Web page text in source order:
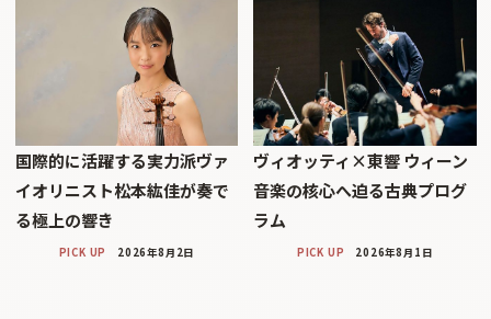
国際的に活躍する実力派ヴァ
イオリニスト松本紘佳が奏で
る極上の響き
PICK UP 2026年8月2日
ヴィオッティ×東響 ウィーン
音楽の核心へ迫る古典プログ
ラム
PICK UP 2026年8月1日